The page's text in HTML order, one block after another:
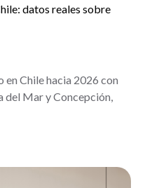
datos reales sobre
Chile hacia 2026 con
del Mar y Concepción,